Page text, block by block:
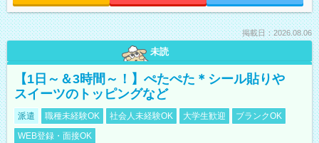
掲載日：2026.08.06
未読
【1日～＆3時間～！】ぺたぺた＊シール貼りや
スイーツのトッピングなど
派遣 職種未経験OK 社会人未経験OK 大学生歓迎
ブランクOK
WEB登録・面接OK